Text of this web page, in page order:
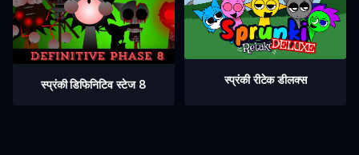
स्प्रंकी डिफिनिटिव स्टेज 8 स्प्रंकी रीटेक डीलक्स